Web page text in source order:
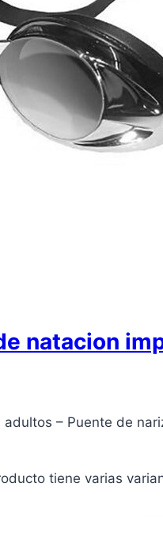
natacion
adultos – Puente de
tiene varias